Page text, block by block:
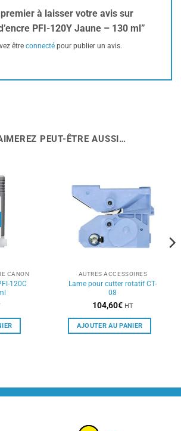
à laisser votre avis sur
PFI-120Y Jaune – 130 ml”
être connecté pour publier un avis.
PEUT-ÊTRE AUSSI…
CANON
120C
AUTRES ACCESSOIRES
Lame pour cutter rotatif CT-
08
104,60€ HT
AJOUTER AU PANIER